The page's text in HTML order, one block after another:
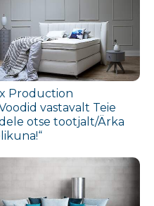
asuv voodite
mis annab tööd 180
on arendada
tagavad parima une.
voodikomplektid,
ja madratsid.
populaarsemateks
mis on tuntud oma
mugavuse
Production
vastavalt Teie
otse tootjalt/Ärka